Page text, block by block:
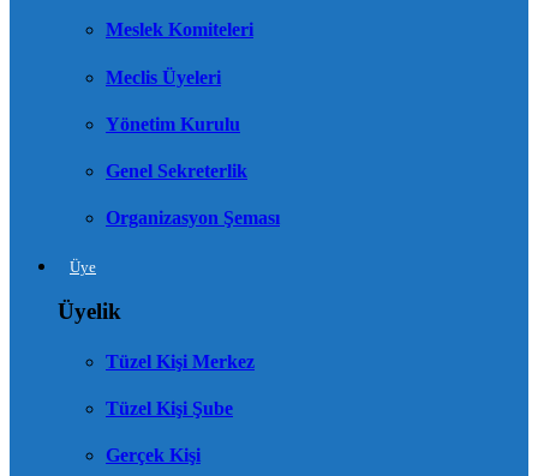
Meslek Komiteleri
Meclis Üyeleri
Yönetim Kurulu
Genel Sekreterlik
Organizasyon Şeması
Üye
Üyelik
Tüzel Kişi Merkez
Tüzel Kişi Şube
Gerçek Kişi